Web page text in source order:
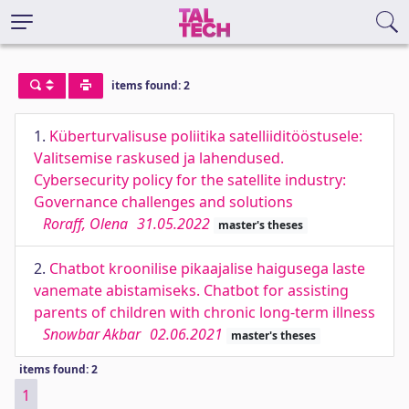
items found: 2
1. Küberturvalisuse poliitika satelliiditööstusele:
Valitsemise raskused ja lahendused.
Cybersecurity policy for the satellite industry:
Governance challenges and solutions
Roraff, Olena 31.05.2022 master's theses
2. Chatbot kroonilise pikaajalise haigusega laste
vanemate abistamiseks. Chatbot for assisting
parents of children with chronic long-term illness
Snowbar Akbar 02.06.2021 master's theses
items found: 2
1